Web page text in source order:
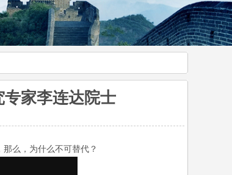
家李连达院士
么，为什么不可替代？